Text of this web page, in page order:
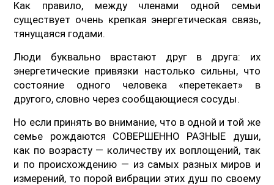
Как правило, между членами одной семьи
существует очень крепкая энергетическая связь,
тянущаяся годами.
Люди буквально врастают друг в друга: их
энергетические привязки настолько сильны, что
состояние одного человека «перетекает» в
другого, словно через сообщающиеся сосуды.
Но если принять во внимание, что в одной и той же
семье рождаются СОВЕРШЕННО РАЗНЫЕ души,
как по возрасту — количеству их воплощений, так
и по происхождению — из самых разных миров и
измерений, то порой вибрации этих душ по своему